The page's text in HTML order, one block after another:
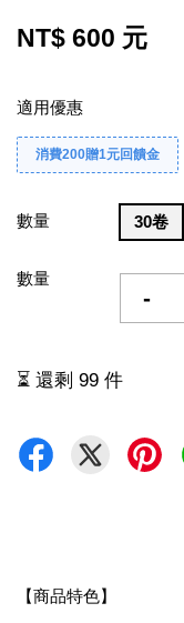
NT$ 600 元
適用優惠
消費200贈1元回饋金
數量 30卷
數量
-
⏳ 還剩 99 件
【商品特色】